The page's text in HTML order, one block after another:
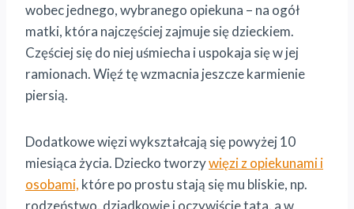
wobec jednego, wybranego opiekuna – na ogół
matki, która najczęściej zajmuje się dzieckiem.
Częściej się do niej uśmiecha i uspokaja się w jej
ramionach. Więź tę wzmacnia jeszcze karmienie
piersią.
Dodatkowe więzi wykształcają się powyżej 10
miesiąca życia. Dziecko tworzywięzi z opiekunami i
osobami, które po prostu stają się mu bliskie, np.
rodzeństwo, dziadkowie i oczywiście tata, a w